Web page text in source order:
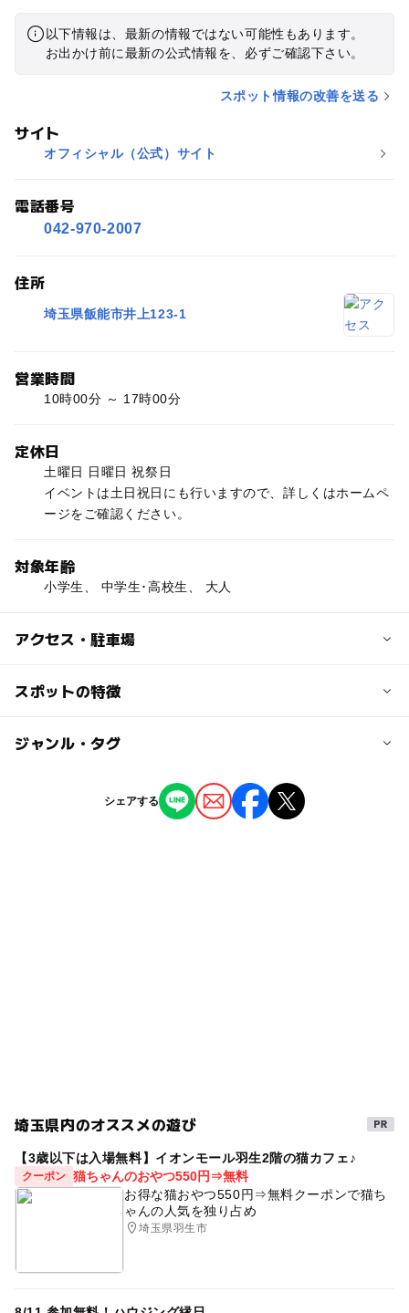
す。参加者は木楽里オリジナルの山菜図鑑をもらい、実際に生
えている山菜と見比べながら採っていきます。なかなか山を歩
う。とても山菜に詳しいスタッフの補足説明・山菜雑学や、と
子共々勉強になりました。 一時間半程、山菜採りを楽しんだあ
とは工房に戻り、もうひとつのイベント「山菜天ぷらづくり体
かなチェック」を受けます。中には毒があり絶対に食べてはい
けない山菜もあるんですね。娘も「ニリンソウは食べられる、
えない揚げ物体験に、娘のテンションも上がります。自分で採
って自分で揚げた天ぷらの他に、スタッフさんが用意してくだ
さった山菜料理や米粉のうどん・デザートなど、どれも美味し
のマスに各々書き込んで、大ビンゴ抽選会！とても盛り上がり
ました。娘もビンゴを達成して西川材で作ったフォトフレーム
のだと思います。一日を通して遊んで学べて、親子共々とても
楽しい体験ができました。木工工房の枠を越えた、こどもたち
に体験学習を提供してくれるスポットとしてオススメです！
以下情報は、最新の情報ではない可能性もあります。
お出かけ前に最新の公式情報を、必ずご確認下さい。
スポット情報の改善を送る
サイト
オフィシャル（公式）サイト
電話番号
042-970-2007
住所
埼玉県飯能市井上123-1
営業時間
10時00分 ～ 17時00分
定休日
土曜日 日曜日 祝祭日
イベントは土日祝日にも行いますので、詳しくはホームペ
ージをご確認ください。
対象年齢
小学生、 中学生･高校生、 大人
アクセス・駐車場
交通アクセス
・お車でお越しの方
関越自動車道 鶴ヶ島ICより約25キロ
圏央道 狭山日高ICより約15キロ
スポットの特徴
駐車場あり ー
ー 託児所
ジャンル・タグ
自然体験・アクティビティ
シェアする
埼玉県内のオススメの遊び
【3歳以下は入場無料】イオンモール羽生2階の猫カフェ♪
クーポン 猫ちゃんのおやつ550円⇒無料
お得な猫おやつ550円⇒無料クーポンで猫ち
ゃんの人気を独り占め
埼玉県羽生市